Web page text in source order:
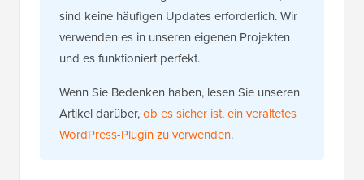
sind keine häufigen Updates erforderlich. Wir
verwenden es in unseren eigenen Projekten
und es funktioniert perfekt.
Wenn Sie Bedenken haben, lesen Sie unseren
Artikel darüber,ob es sicher ist, ein veraltetes
WordPress-Plugin zu verwenden.